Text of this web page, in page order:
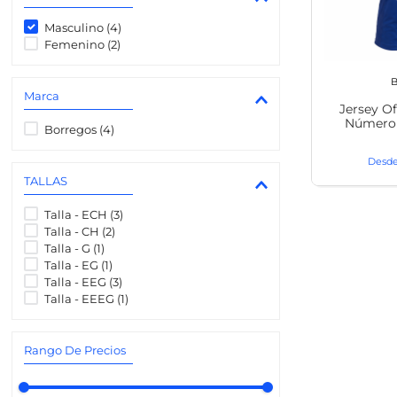
Masculino (4)
Femenino (2)
Marca
Borregos (4)
TALLAS
Talla - ECH (3)
Talla - CH (2)
Talla - G (1)
Talla - EG (1)
Talla - EEG (3)
Talla - EEEG (1)
Rango De Precios
Jersey